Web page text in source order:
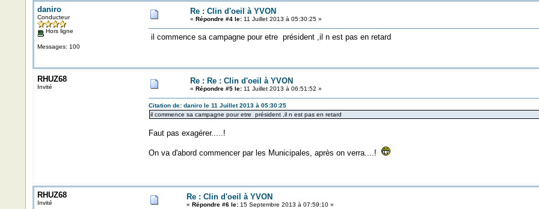
daniro
Conducteur
Hors ligne
Messages: 100
Re : Clin d'oeil à YVON
« Répondre #4 le:11 Juillet 2013 à 05:30:25 »
il commence sa campagne pour etre président ,il n est pas en retard
RHUZ68
Invité
Re : Re : Clin d'oeil à YVON
« Répondre #5 le:11 Juillet 2013 à 06:51:52 »
Citation de: daniro le 11 Juillet 2013 à 05:30:25
il commence sa campagne pour etre président ,il n est pas en retard
Faut pas exagérer.....!
On va d'abord commencer par les Municipales, après on verra....!
RHUZ68
Invité
Re : Clin d'oeil à YVON
« Répondre #6 le:15 Septembre 2013 à 07:59:10 »